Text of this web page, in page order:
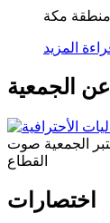
المزيد
عن الجمعية
الجمعية صوت
القطاع
اختصارات